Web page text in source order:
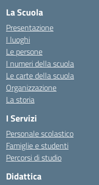
La Scuola
Presentazione
I luoghi
Le persone
I numeri della scuola
Le carte della scuola
Organizzazione
La storia
I Servizi
Personale scolastico
Famiglie e studenti
Percorsi di studio
Didattica